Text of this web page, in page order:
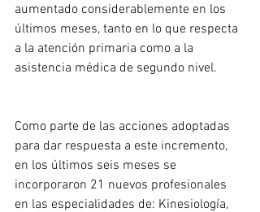
aumentado considerablemente en los
últimos meses, tanto en lo que respecta
a la atención primaria como a la
asistencia médica de segundo nivel.
Como parte de las acciones adoptadas
para dar respuesta a este incremento,
en los últimos seis meses se
incorporaron 21 nuevos profesionales
en las especialidades de: Kinesiología,